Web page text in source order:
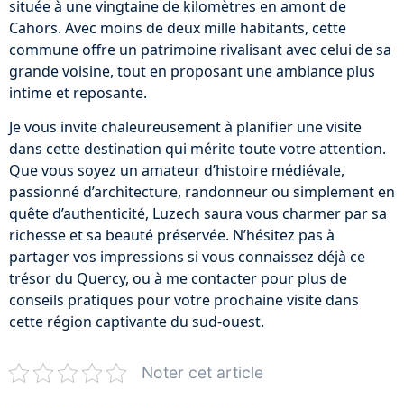
située à une vingtaine de kilomètres en amont de
Cahors. Avec moins de deux mille habitants, cette
commune offre un patrimoine rivalisant avec celui de sa
grande voisine, tout en proposant une ambiance plus
intime et reposante.
Je vous invite chaleureusement à planifier une visite
dans cette destination qui mérite toute votre attention.
Que vous soyez un amateur d’histoire médiévale,
passionné d’architecture, randonneur ou simplement en
quête d’authenticité, Luzech saura vous charmer par sa
richesse et sa beauté préservée. N’hésitez pas à
partager vos impressions si vous connaissez déjà ce
trésor du Quercy, ou à me contacter pour plus de
conseils pratiques pour votre prochaine visite dans
cette région captivante du sud-ouest.
Noter cet article